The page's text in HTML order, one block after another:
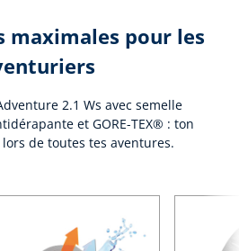
maximales pour les
2.1 Ws avec semelle
et GORE-TEX® : ton
de toutes tes aventures.